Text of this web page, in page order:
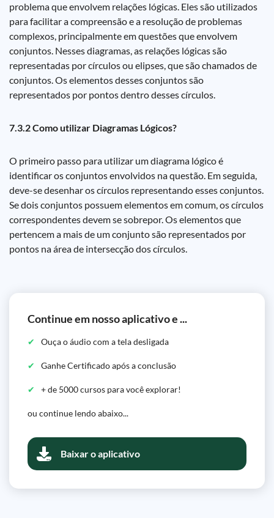
problema que envolvem relações lógicas. Eles são utilizados
para facilitar a compreensão e a resolução de problemas
complexos, principalmente em questões que envolvem
conjuntos. Nesses diagramas, as relações lógicas são
representadas por círculos ou elipses, que são chamados de
conjuntos. Os elementos desses conjuntos são
representados por pontos dentro desses círculos.
7.3.2 Como utilizar Diagramas Lógicos?
O primeiro passo para utilizar um diagrama lógico é
identificar os conjuntos envolvidos na questão. Em seguida,
deve-se desenhar os círculos representando esses conjuntos.
Se dois conjuntos possuem elementos em comum, os círculos
correspondentes devem se sobrepor. Os elementos que
pertencem a mais de um conjunto são representados por
pontos na área de intersecção dos círculos.
Continue em nosso aplicativo e ...
Ouça o áudio com a tela desligada
Ganhe Certificado após a conclusão
+ de 5000 cursos para você explorar!
ou continue lendo abaixo...
Baixar o aplicativo